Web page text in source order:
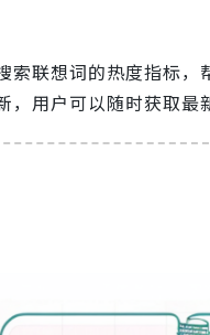
索联想词的热度指标
，用户可以随时获取